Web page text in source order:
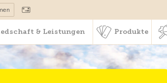
& Leistungen Produkte